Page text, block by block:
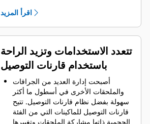
يمكنك حماية أهم المناطق التي تتعرض
للتآكل المفرط في جرافتك أثناء احتكاكها
بالمواد بدرجة كبيرة باستخدام أدوات
التعشيق الأرضية (GET) من Cat
يمكنك العمل في تطبيقات الإنتاج عالية
المتطلبات، واختراق الأكوام بشكل أسهل
مع تسريع أوقات الدورات من خلال أدوات
Advansys
من Cat
قم بتركيب الأطراف وإزالتها بشكل أسرع
من ذي قبل باستخدام نظام GET عديم
المطرقة Advansys
تحقق من التثبيت الآمن للأطراف
اقرأ المزيد
تتعدد الاستخدامات وتزيد الراحة
باستخدام قارنات التوصيل
أصبحت إدارة العديد من الجرافات
والملحقات الأخرى في أسطول ما أكثر
سهولة بفضل نظام قارنات التوصيل. ‏‫تتيح
قارنات التوصيل للماكينات التي من الفئة
الحجمية ذاتها مشاركة الملحقات وتغييرها